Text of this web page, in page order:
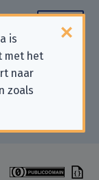
is
met het
naar
zoals